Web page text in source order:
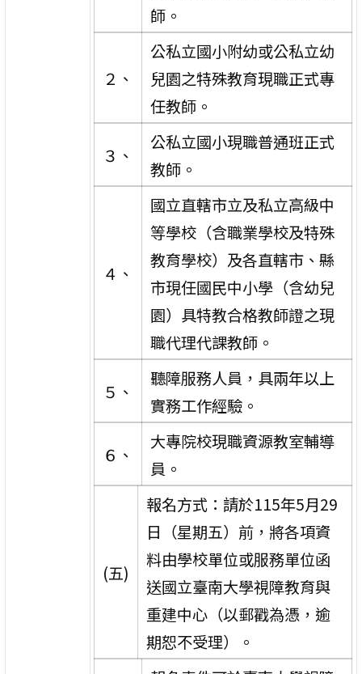
師。
２、
公私立國小附幼或公私立幼
兒園之特殊教育現職正式專
任教師。
３、
公私立國小現職普通班正式
教師。
４、
國立直轄市立及私立高級中
等學校（含職業學校及特殊
教育學校）及各直轄市、縣
市現任國民中小學（含幼兒
園）具特教合格教師證之現
職代理代課教師。
５、
聽障服務人員，具兩年以上
實務工作經驗。
６、
大專院校現職資源教室輔導
員。
(五)
報名方式：請於115年5月29
日（星期五）前，將各項資
料由學校單位或服務單位函
送國立臺南大學視障教育與
重建中心（以郵戳為憑，逾
期恕不受理）。